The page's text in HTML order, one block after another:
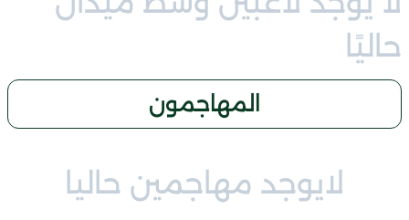
حاليًا
المهاجمون
لايوجد مهاجمين حاليا